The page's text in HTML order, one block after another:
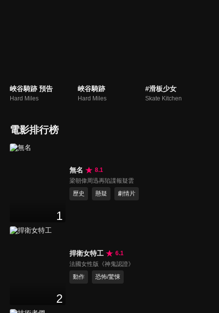
峽谷騎跡 預告
Hard Miles
峽谷騎跡
Hard Miles
#滑板少女
Skate Kitchen
電影排行榜
1
無名
8.1
梁朝偉周迅再陷諜報疑雲
歷史
懸疑 劇情片
2
捍衛女特工
6.1
法國女性版《神鬼認證》
動作
恐怖/驚悚